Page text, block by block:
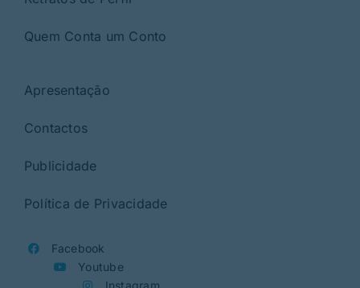
Quem Conta um Conto
Apresentação
Contactos
Publicidade
Política de Privacidade
Facebook
Youtube